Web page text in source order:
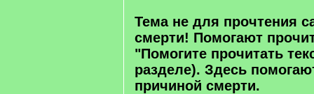
Тема не для прочтения
смерти! Помогают
"Помогите прочитать
разделе). Здесь
причиной смерти.